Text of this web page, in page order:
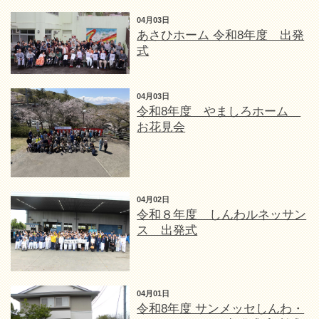
04月03日
あさひホーム 令和8年度 出発
式
04月03日
令和8年度 やましろホーム
お花見会
04月02日
令和８年度 しんわルネッサン
ス 出発式
04月01日
令和8年度 サンメッセしんわ・